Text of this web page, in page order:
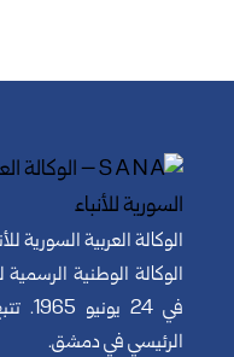
الوكالة العربية السورية
الوكالة الوطنية
في 24
الرئيسي في دمشق.